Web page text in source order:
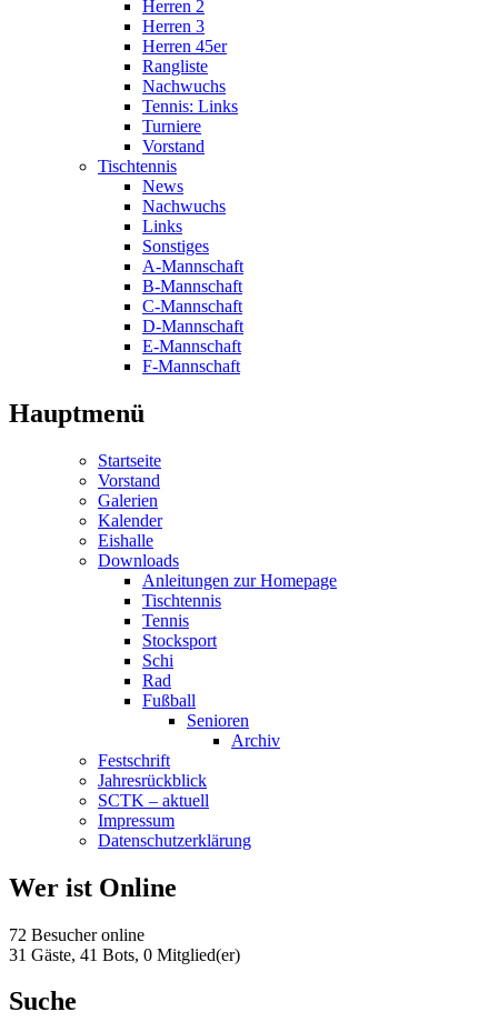
Herren 2
Herren 3
Herren 45er
Rangliste
Nachwuchs
Tennis: Links
Turniere
Vorstand
Tischtennis
News
Nachwuchs
Links
Sonstiges
A-Mannschaft
B-Mannschaft
C-Mannschaft
D-Mannschaft
E-Mannschaft
F-Mannschaft
Hauptmenü
Startseite
Vorstand
Galerien
Kalender
Eishalle
Downloads
Anleitungen zur Homepage
Tischtennis
Tennis
Stocksport
Schi
Rad
Fußball
Senioren
Archiv
Festschrift
Jahresrückblick
SCTK – aktuell
Impressum
Datenschutzerklärung
Wer ist Online
72 Besucher online
31 Gäste, 41 Bots, 0 Mitglied(er)
Suche